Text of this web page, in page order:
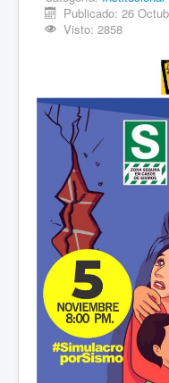
Publicado: 26
Visto: 2858